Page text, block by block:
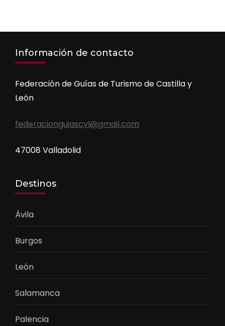
Información de contacto
Federación de Guías de Turismo de Castilla y
León
federacionguiascyl@gmail.com
47008 Valladolid
Destinos
Ávila
Burgos
León
Salamanca
Palencia